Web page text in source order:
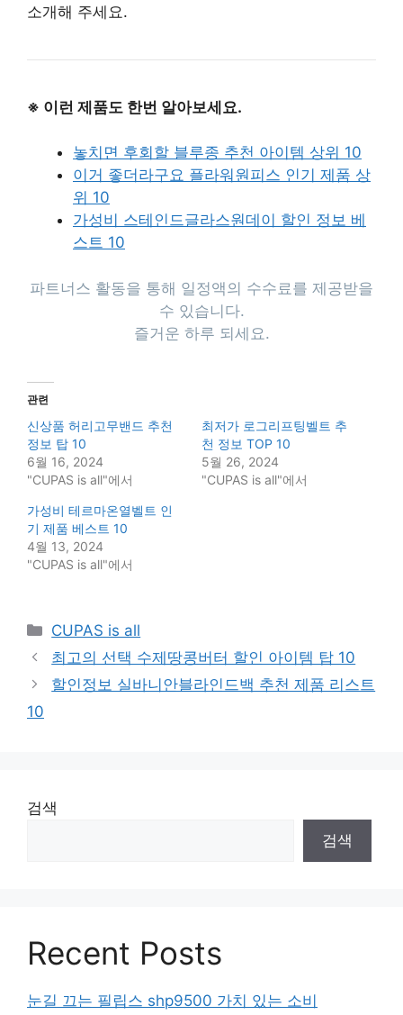
소개해 주세요.
※ 이런 제품도 한번 알아보세요.
놓치면 후회할 블루종 추천 아이템 상위 10
이거 좋더라구요 플라워원피스 인기 제품 상
위 10
가성비 스테인드글라스원데이 할인 정보 베
스트 10
파트너스 활동을 통해 일정액의 수수료를 제공받을
수 있습니다.
즐거운 하루 되세요.
관련
신상품 허리고무밴드 추천
정보 탑 10
6월 16, 2024
"CUPAS is all"에서
최저가 로그리프팅벨트 추
천 정보 TOP 10
5월 26, 2024
"CUPAS is all"에서
가성비 테르마온열벨트 인
기 제품 베스트 10
4월 13, 2024
"CUPAS is all"에서
Categories
CUPAS is all
최고의 선택 수제땅콩버터 할인 아이템 탑 10
할인정보 실바니안블라인드백 추천 제품 리스트
10
검색
검색
Recent Posts
눈길 끄는 필립스 shp9500 가치 있는 소비